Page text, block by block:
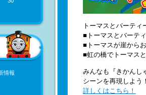
情報
トーマスとバーテ
■トーマスとバーテ
■トーマスが崖から
■虹の橋でトーマス
みんなも『きかん
シーンを再現しよう
詳しくはこちら！